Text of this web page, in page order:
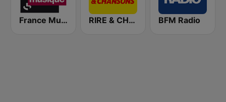
France Musique RIRE & CHANSONS BFM Radio